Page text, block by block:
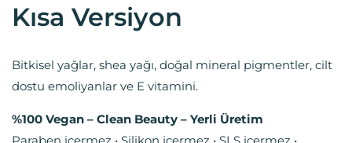
Kısa Versiyon
Bitkisel yağlar, shea yağı, doğal mineral pigmentler, cilt
dostu emoliyanlar ve E vitamini.
%100 Vegan – Clean Beauty – Yerli Üretim